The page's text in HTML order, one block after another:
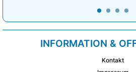
INFORMATION &
Kontakt